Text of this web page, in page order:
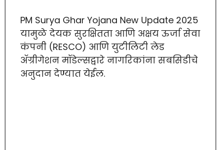
PM Surya Ghar Yojana New Update 2025
यामुळे देयक सुरक्षितता आणि अक्षय ऊर्जा सेवा
कंपनी (RESCO) आणि युटीलिटी लेड
ॲग्रीगेशन मॉडेल्सद्वारे नागरिकांना सबसिडीचे
अनुदान देण्यात येईल.